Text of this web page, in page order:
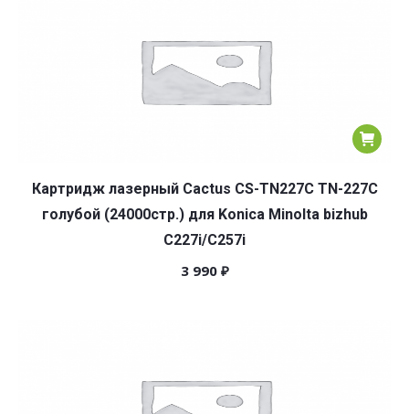
Картридж лазерный Cactus CS-TN227C TN-227C
голубой (24000стр.) для Konica Minolta bizhub
C227i/C257i
3 990 ₽